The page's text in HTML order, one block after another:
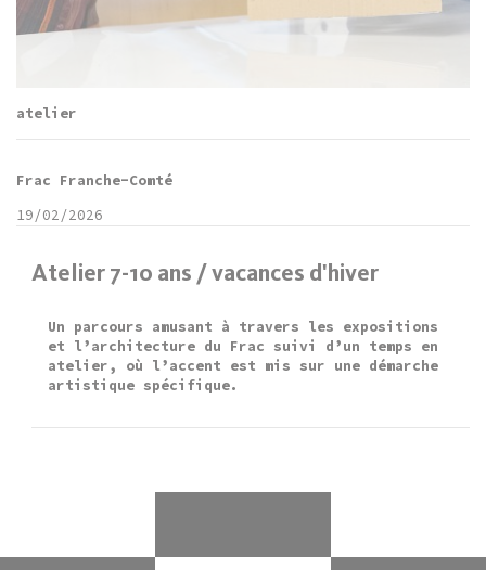
atelier
Atelier 7-10 ans / vacances d'hiver
Un parcours amusant à travers les expositions
et l’architecture du Frac suivi d’un temps en
atelier, où l’accent est mis sur une démarche
artistique spécifique.
Frac Franche-Comté
19/02/2026